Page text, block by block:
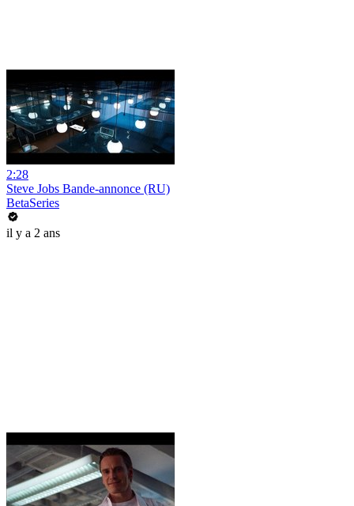
2:28
Steve Jobs Bande-annonce (RU)
BetaSeries
il y a 2 ans